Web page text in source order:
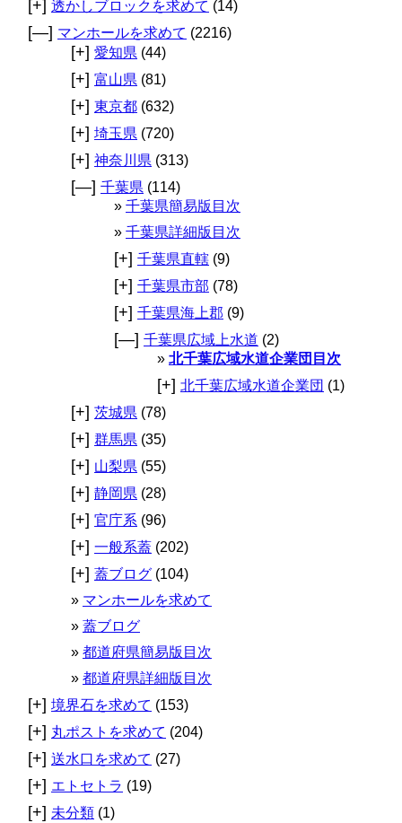
[+] 透かしブロックを求めて (14)
[—] マンホールを求めて (2216)
[+] 愛知県 (44)
[+] 富山県 (81)
[+] 東京都 (632)
[+] 埼玉県 (720)
[+] 神奈川県 (313)
[—] 千葉県 (114)
千葉県簡易版目次
千葉県詳細版目次
[+] 千葉県直轄 (9)
[+] 千葉県市部 (78)
[+] 千葉県海上郡 (9)
[—] 千葉県広域上水道 (2)
北千葉広域水道企業団目次
[+] 北千葉広域水道企業団 (1)
[+] 茨城県 (78)
[+] 群馬県 (35)
[+] 山梨県 (55)
[+] 静岡県 (28)
[+] 官庁系 (96)
[+] 一般系蓋 (202)
[+] 蓋ブログ (104)
マンホールを求めて
蓋ブログ
都道府県簡易版目次
都道府県詳細版目次
[+] 境界石を求めて (153)
[+] 丸ポストを求めて (204)
[+] 送水口を求めて (27)
[+] エトセトラ (19)
[+] 未分類 (1)